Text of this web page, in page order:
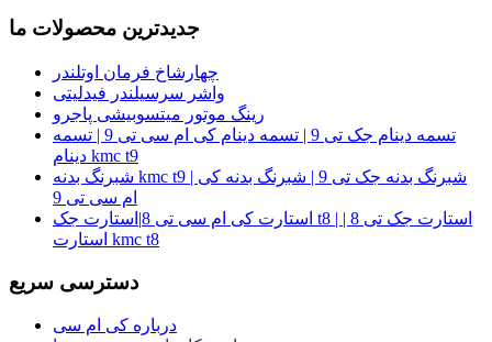
جدیدترین محصولات ما
چهارشاخ فرمان اوتلندر
واشر سرسیلندر فیدلیتی
رینگ موتور میتسوبیشی پاجرو
تسمه دینام جک تی 9 | تسمه دینام کی ام سی تی 9 | تسمه
دینام kmc t9
شبرنگ بدنه kmc t9 | شبرنگ بدنه جک تی 9 | شبرنگ بدنه کی
ام سی تی 9
استارت کی ام سی تی 8|استارت جک t8 | استارت جک تی 8 |
استارت kmc t8
دسترسی سریع
درباره کی ام سی